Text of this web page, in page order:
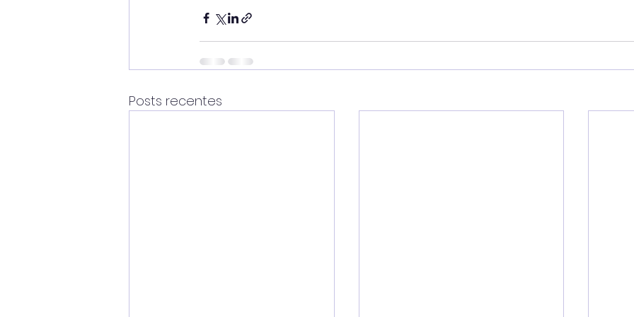
Posts recentes